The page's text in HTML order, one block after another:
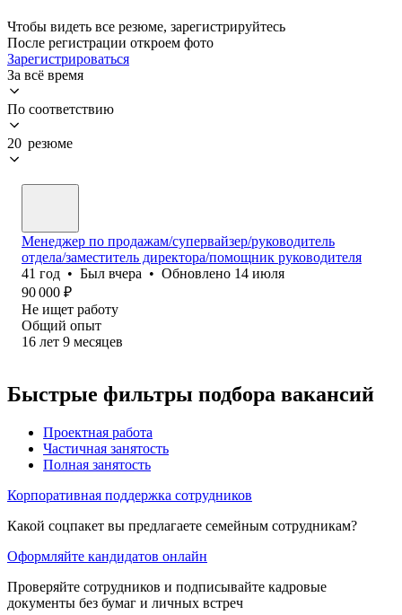
Чтобы видеть все резюме, зарегистрируйтесь
После регистрации откроем фото
Зарегистрироваться
За всё время
По соответствию
20 резюме
Менеджер по продажам/супервайзер/руководитель
отдела/заместитель директора/помощник руководителя
41 год • Был вчера • Обновлено 14 июля
90 000 ₽
Не ищет работу
Общий опыт
16 лет 9 месяцев
Быстрые фильтры подбора вакансий
Проектная работа
Частичная занятость
Полная занятость
Корпоративная поддержка сотрудников
Какой соцпакет вы предлагаете семейным сотрудникам?
Оформляйте кандидатов онлайн
Проверяйте сотрудников и подписывайте кадровые
документы без бумаг и личных встреч